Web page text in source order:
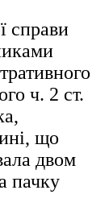
справи
ч. 2 ст.
що
двом
пачку